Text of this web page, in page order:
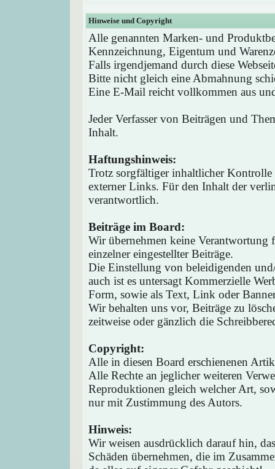
Hinweise und Copyright
Alle genannten Marken- und
Kennzeichnung, Eigentum und
Falls irgendjemand durch diese
Bitte nicht gleich eine Abmahnung
Eine E-Mail reicht vollkommen aus
Jeder Verfasser von Beiträgen und
Inhalt.
Haftungshinweis:
Trotz sorgfältiger inhaltlicher
externer Links. Für den Inhalt der
verantwortlich.
Beiträge im Board:
Wir übernehmen keine
einzelner eingestellter Beiträge.
Die Einstellung von beleidigenden
auch ist es untersagt Kommerzielle
Form, sowie als Text, Link oder
Wir behalten uns vor, Beiträge zu
zeitweise oder gänzlich die
Copyright:
Alle in diesen Board erschienenen
Alle Rechte an jeglicher weiteren
Reproduktionen gleich welcher Art,
nur mit Zustimmung des Autors.
Hinweis:
Wir weisen ausdrücklich darauf hin,
Schäden übernehmen, die im